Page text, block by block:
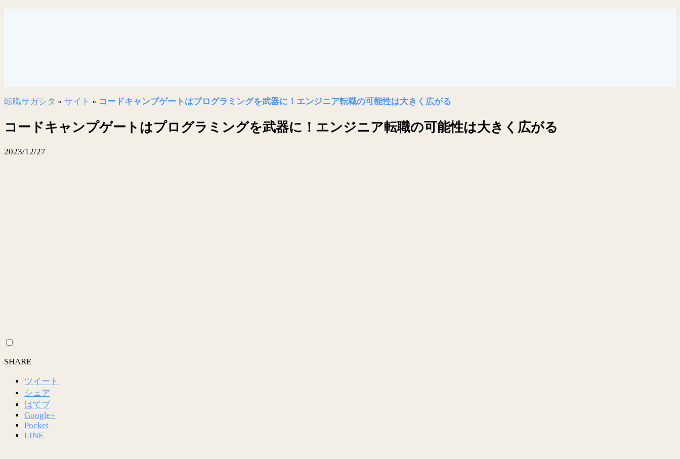
転職サガシタ » サイト » コードキャンプゲートはプログラミングを武器に！エンジニア転職の可能性は大きく広がる
コードキャンプゲートはプログラミングを武器に！エンジニア転職の可能性は大きく広がる
2023/12/27
SHARE
ツイート
シェア
はてブ
Google+
Pocket
LINE